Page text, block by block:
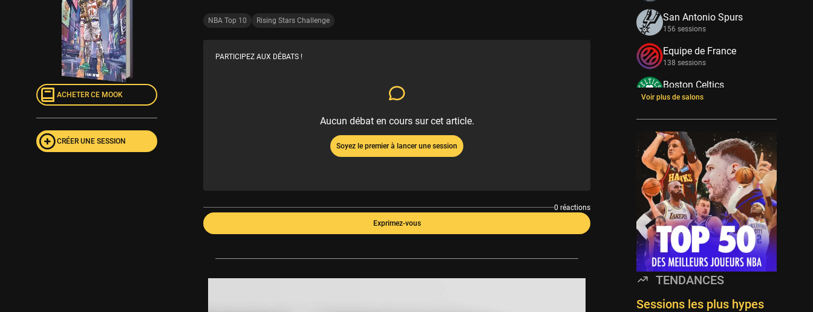
NBA Top 10 Rising Stars Challenge
PARTICIPEZ AUX DÉBATS !
Aucun débat en cours sur cet article.
Soyez le premier à lancer une session
0 réactions
Exprimez-vous
ACHETER CE MOOK
CRÉER UNE SESSION
San Antonio Spurs
156 sessions
Equipe de France
138 sessions
Boston Celtics
133 sessions
New York Knicks
114 sessions
Minnesota Timberwolves
114 sessions
Golden State Warriors
113 sessions
Denver Nuggets
106 sessions
WNBA
97 sessions
Philadelphia Sixers
89 sessions
Voir plus de salons
TENDANCES
Sessions les plus hypes